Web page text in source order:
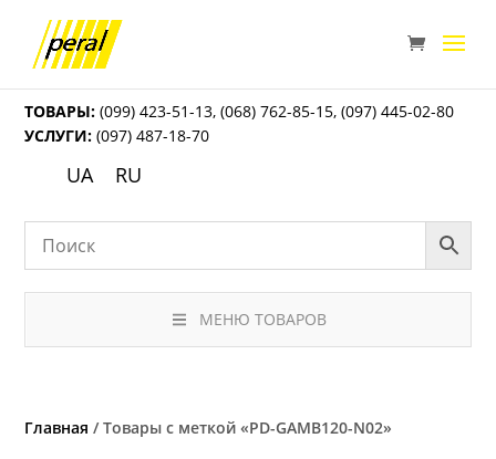
ТОВАРЫ: (099) 423-51-13,(068) 762-85-15,(097) 445-02-80
УСЛУГИ: (097) 487-18-70
UA RU
МЕНЮ ТОВАРОВ
Главная / Товары с меткой «PD-GAMB120-N02»